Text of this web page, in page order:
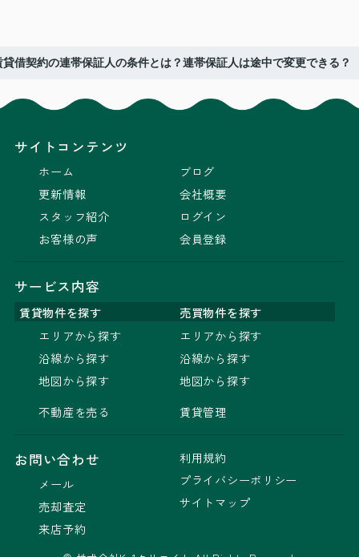
貸借契約の連帯保証人の条件とは？連帯保証人は途中で変更できる？
サイトコンテンツ
ホーム
更新情報
スタッフ紹介
お客様の声
ブログ
会社概要
ログイン
会員登録
サービス内容
賃貸物件を探す
売買物件を探す
エリアから探す
沿線から探す
地図から探す
不動産を売る
エリアから探す
沿線から探す
地図から探す
賃貸管理
お問い合わせ
メール
売却査定
来店予約
利用規約
プライバシーポリシー
サイトマップ